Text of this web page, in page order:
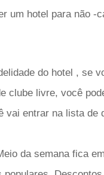
um hotel para não -
do hotel , se
clube livre, você
vai entrar na lista de
da semana fica